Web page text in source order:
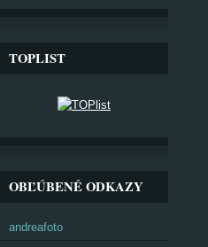
TOPLIST
OBĽÚBENÉ ODKAZY
andreafoto